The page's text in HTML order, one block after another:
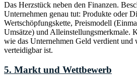
Das Herzstück neben den Finanzen.
Unternehmen genau tut: Produkte oder
Wertschöpfungskette, Preismodell
Umsätze) und Alleinstellungsmerkmale.
wie das Unternehmen Geld verdient und
verteidigbar ist.
5. Markt und Wettbewerb